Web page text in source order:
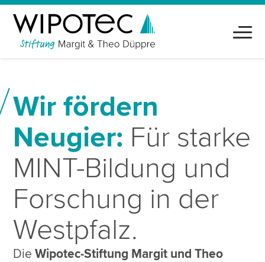
Wir fördern
Neugier: Für starke
MINT-Bildung und
Forschung in der
Westpfalz.
DieWipotec-Stiftung Margit und Theo